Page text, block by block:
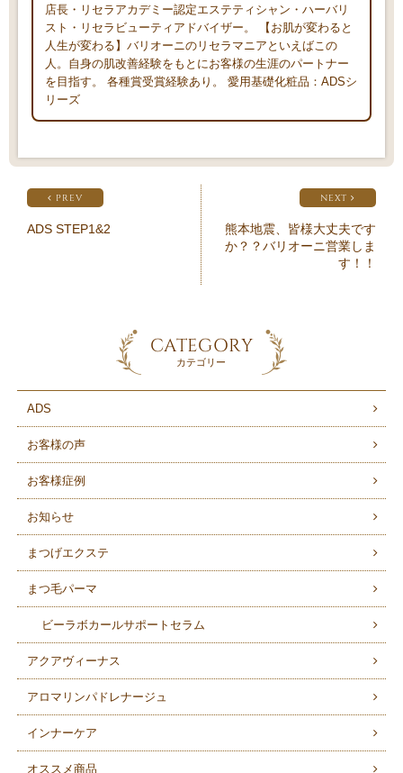
店長・リセラアカデミー認定エステティシャン・ハーバリ
スト・リセラビューティアドバイザー。 【お肌が変わると
人生が変わる】バリオーニのリセラマニアといえばこの
人。自身の肌改善経験をもとにお客様の生涯のパートナー
を目指す。 各種賞受賞経験あり。 愛用基礎化粧品：ADSシ
リーズ
PREV
ADS STEP1&2
NEXT
熊本地震、皆様大丈夫です
か？？バリオーニ営業しま
す！！
CATEGORY
カテゴリー
ADS
お客様の声
お客様症例
お知らせ
まつげエクステ
まつ毛パーマ
ビーラボカールサポートセラム
アクアヴィーナス
アロマリンパドレナージュ
インナーケア
オススメ商品